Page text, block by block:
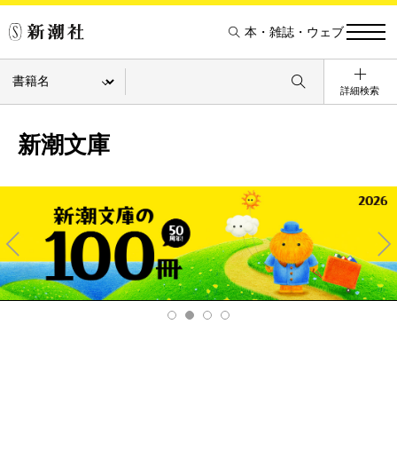
本・雑誌・ウェブ
詳細検索
新潮文庫
Pre
v
Ne
xt